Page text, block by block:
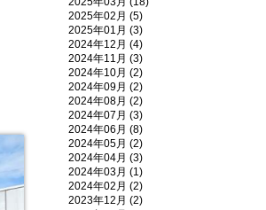
2025年02月 (5)
2025年01月 (3)
2024年12月 (4)
2024年11月 (3)
2024年10月 (2)
2024年09月 (2)
2024年08月 (2)
2024年07月 (3)
2024年06月 (8)
2024年05月 (2)
2024年04月 (3)
2024年03月 (1)
2024年02月 (2)
2023年12月 (2)